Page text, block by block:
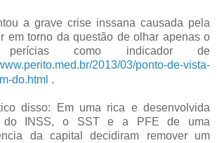
a grave crise inssana causada pela
em torno da questão de olhar apenas o
como indicador de
2013/03/ponto-de-vista-
do.html .
disso: Em uma rica e desenvolvida
do INSS, o SST e a PFE de uma
da capital decidiram remover um